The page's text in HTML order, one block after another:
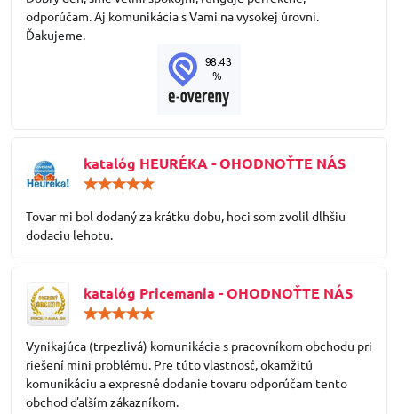
odporúčam. Aj komunikácia s Vami na vysokej úrovni.
Ďakujeme.
katalóg HEURÉKA - OHODNOŤTE NÁS
5
Tovar mi bol dodaný za krátku dobu, hoci som zvolil dlhšiu
dodaciu lehotu.
katalóg Pricemania - OHODNOŤTE NÁS
5
Vynikajúca (trpezlivá) komunikácia s pracovníkom obchodu pri
riešení mini problému. Pre túto vlastnosť, okamžitú
komunikáciu a expresné dodanie tovaru odporúčam tento
obchod ďalším zákazníkom.